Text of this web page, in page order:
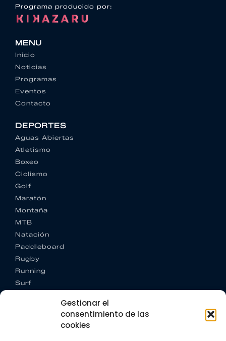
Gestionar el
consentimiento de las
cookies
Programa producido por:
MENU
Inicio
Noticias
Programas
Eventos
Contacto
DEPORTES
Aguas Abiertas
Atletismo
Boxeo
Ciclismo
Golf
Maratón
Montaña
MTB
Natación
Paddleboard
Rugby
Running
Surf
CONTACTO